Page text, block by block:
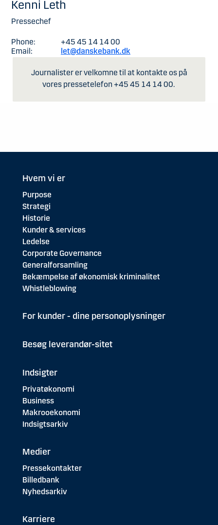
Kenni Leth
Pressechef
Phone:
+45 45 14 14 00
Email:
let@danskebank.dk
Journalister er velkomne til at kontakte os på
vores pressetelefon +45 45 14 14 00.
Hvem vi er
Purpose
Strategi
Historie
Kunder & services
Ledelse
Corporate Governance
Generalforsamling
Bekæmpelse af økonomisk kriminalitet
Whistleblowing
For kunder - dine personoplysninger
Besøg leverandør-sitet
Indsigter
Privatøkonomi
Business
Makrooekonomi
Indsigtsarkiv
Medier
Pressekontakter
Billedbank
Nyhedsarkiv
Karriere